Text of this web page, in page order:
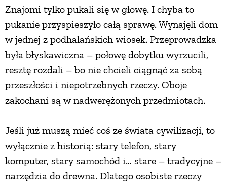
Znajomi tylko pukali się w głowę. I chyba to
pukanie przyspieszyło całą sprawę. Wynajęli dom
w jednej z podhalańskich wiosek. Przeprowadzka
była błyskawiczna – połowę dobytku wyrzucili,
resztę rozdali – bo nie chcieli ciągnąć za sobą
przeszłości i niepotrzebnych rzeczy. Oboje
zakochani są w nadwerężonych przedmiotach.
Jeśli już muszą mieć coś ze świata cywilizacji, to
wyłącznie z historią: stary telefon, stary
komputer, stary samochód i… stare – tradycyjne –
narzędzia do drewna. Dlatego osobiste rzeczy
DODATKI
PRZETWORY
INNE